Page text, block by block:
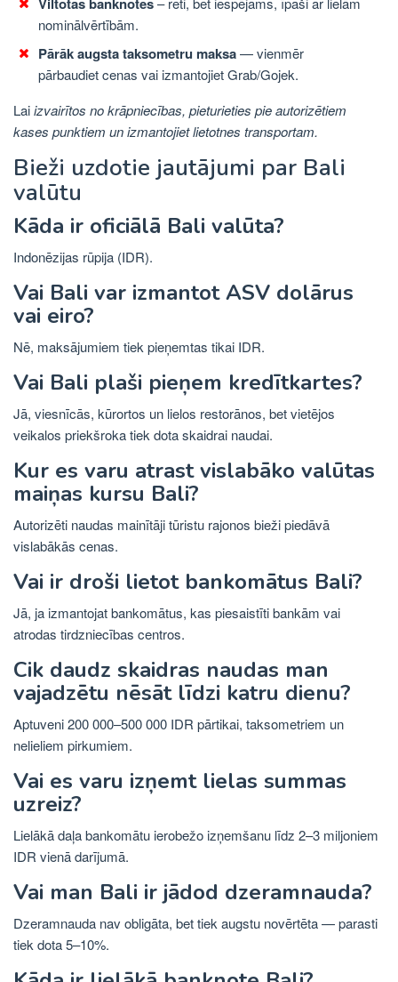
nominālvērtībām.
Pārāk augsta taksometru maksa— vienmēr
pārbaudiet cenas vai izmantojiet Grab/Gojek.
Laiizvairītos no krāpniecības, pieturieties pie autorizētiem
kases punktiem un izmantojiet lietotnes transportam.
Bieži uzdotie jautājumi par Bali
valūtu
Kāda ir oficiālā Bali valūta?
Indonēzijas rūpija (IDR).
Vai Bali var izmantot ASV dolārus
vai eiro?
Nē, maksājumiem tiek pieņemtas tikai IDR.
Vai Bali plaši pieņem kredītkartes?
Jā, viesnīcās, kūrortos un lielos restorānos, bet vietējos
veikalos priekšroka tiek dota skaidrai naudai.
Kur es varu atrast vislabāko valūtas
maiņas kursu Bali?
Autorizēti naudas mainītāji tūristu rajonos bieži piedāvā
vislabākās cenas.
Vai ir droši lietot bankomātus Bali?
Jā, ja izmantojat bankomātus, kas piesaistīti bankām vai
atrodas tirdzniecības centros.
Cik daudz skaidras naudas man
vajadzētu nēsāt līdzi katru dienu?
Aptuveni 200 000–500 000 IDR pārtikai, taksometriem un
nelieliem pirkumiem.
Vai es varu izņemt lielas summas
uzreiz?
Lielākā daļa bankomātu ierobežo izņemšanu līdz 2–3 miljoniem
IDR vienā darījumā.
Vai man Bali ir jādod dzeramnauda?
Dzeramnauda nav obligāta, bet tiek augstu novērtēta — parasti
tiek dota 5–10%.